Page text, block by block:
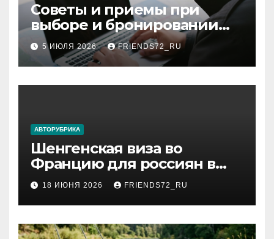
Советы и приемы при
выборе и бронировании
авиабилетов
5 ИЮЛЯ 2026 FRIENDS72_RU
АВТОРУБРИКА
Шенгенская виза во
Францию для россиян в
2026 году: сроки от 3 дней
и список необходимых
документов
18 ИЮНЯ 2026 FRIENDS72_RU